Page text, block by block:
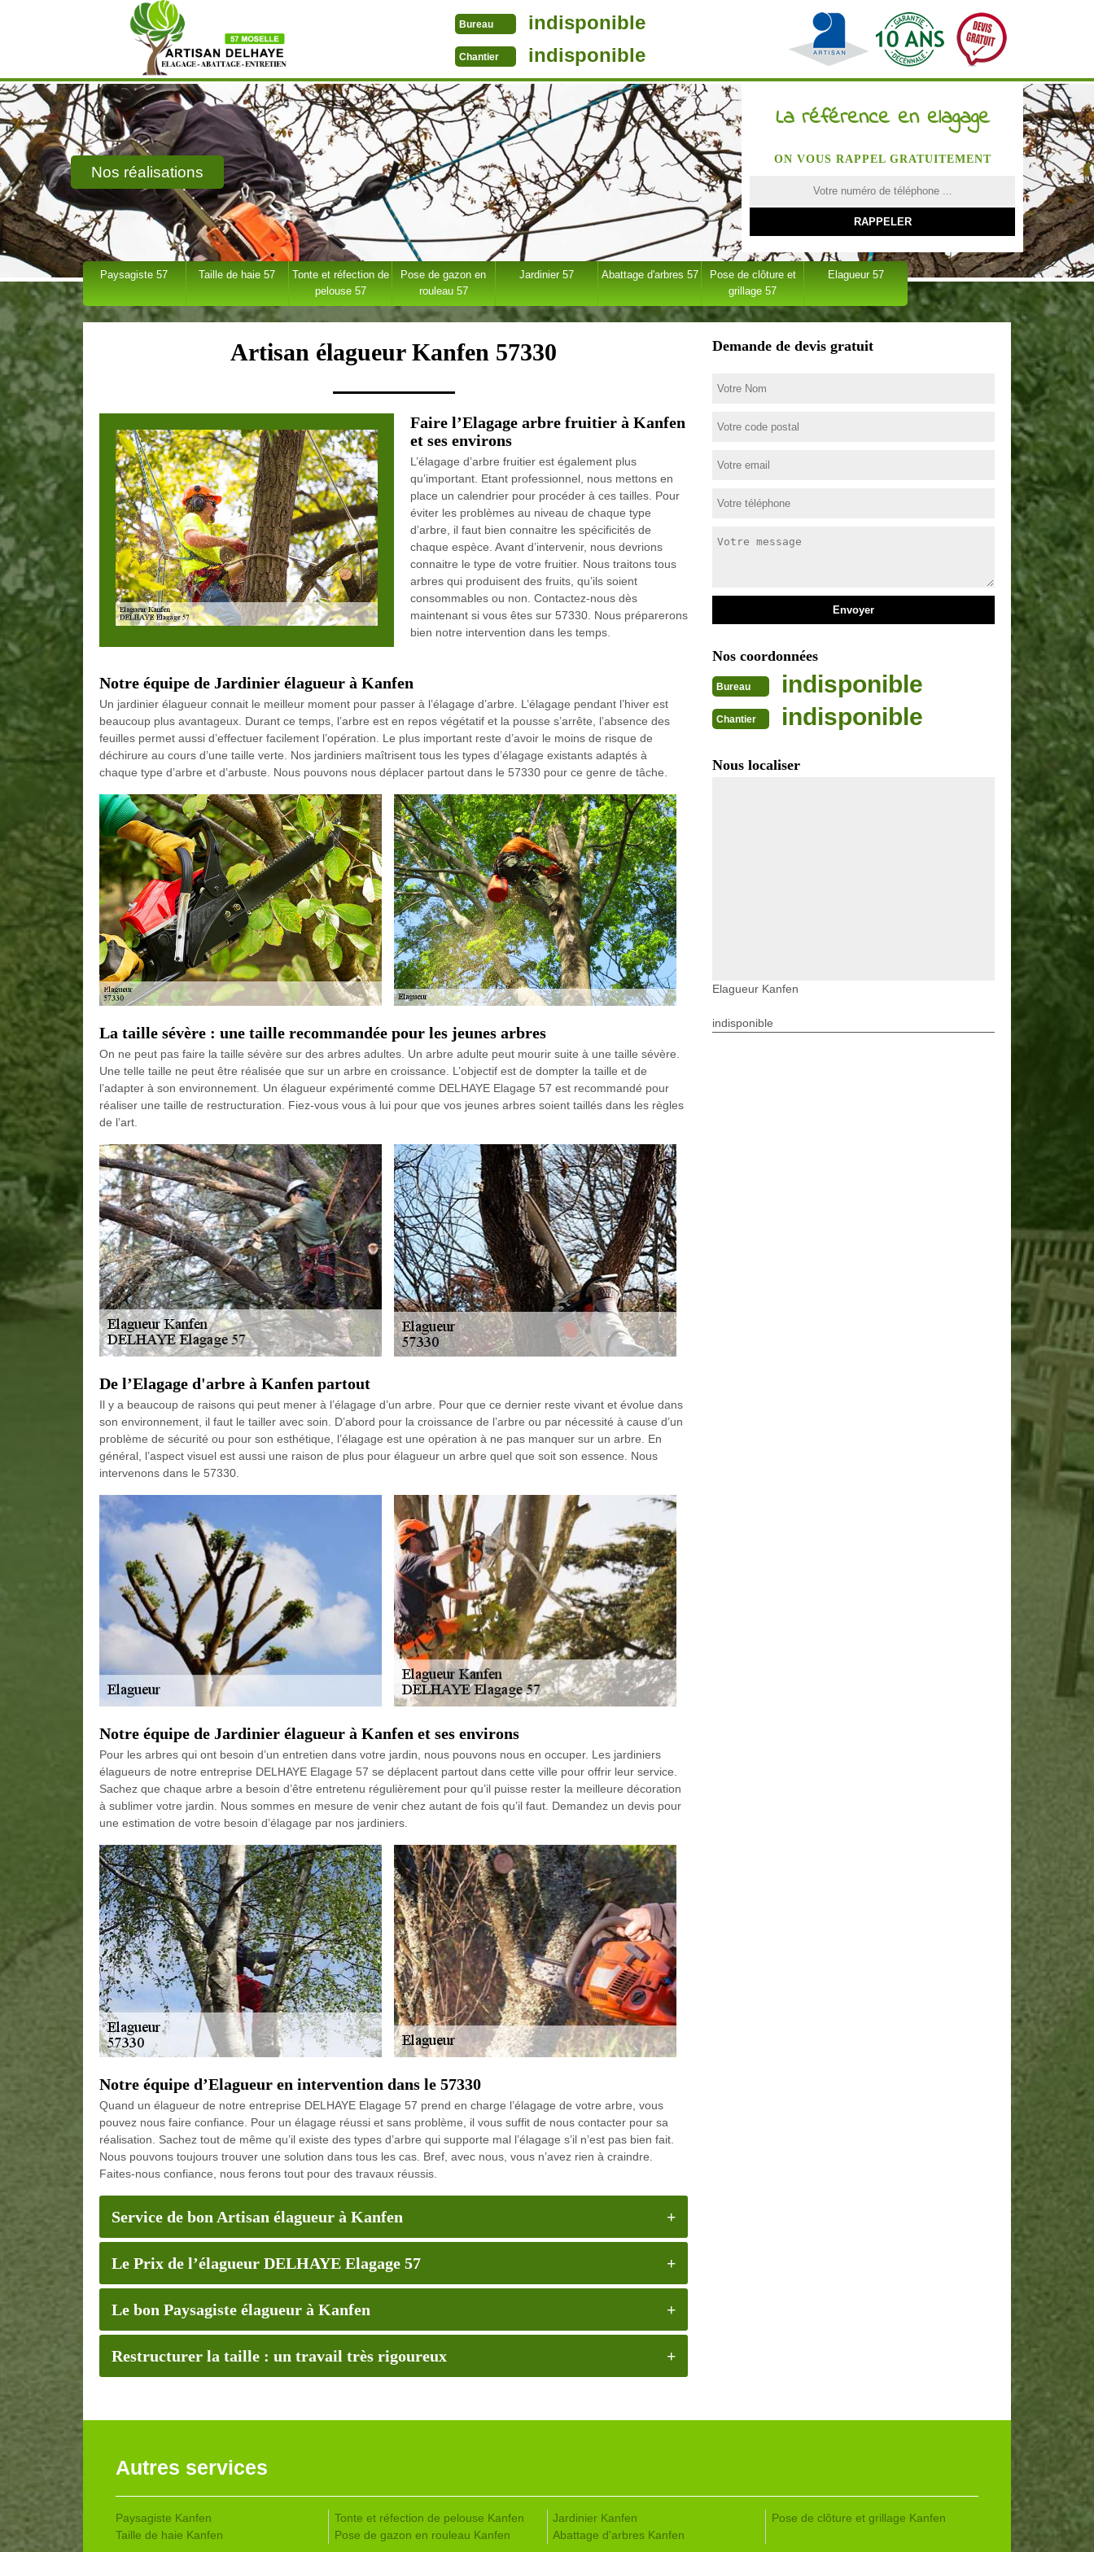
Bureau indisponible
Chantier indisponible
Nos réalisations
La référence en elagage
ON VOUS RAPPEL GRATUITEMENT
Paysagiste 57 Taille de haie 57
Tonte et réfection de
pelouse 57
Pose de gazon en
rouleau 57
Jardinier 57 Abattage d'arbres 57
Pose de clôture et
grillage 57
Elagueur 57
Artisan élagueur Kanfen 57330
Faire l’Elagage arbre fruitier à Kanfen
et ses environs
L’élagage d’arbre fruitier est également plus
qu’important. Etant professionnel, nous mettons en
place un calendrier pour procéder à ces tailles. Pour
éviter les problèmes au niveau de chaque type
d’arbre, il faut bien connaitre les spécificités de
chaque espèce. Avant d’intervenir, nous devrions
connaitre le type de votre fruitier. Nous traitons tous
arbres qui produisent des fruits, qu’ils soient
consommables ou non. Contactez-nous dès
maintenant si vous êtes sur 57330. Nous préparerons
bien notre intervention dans les temps.
Notre équipe de Jardinier élagueur à Kanfen
Un jardinier élagueur connait le meilleur moment pour passer à l’élagage d’arbre. L’élagage pendant l’hiver est
beaucoup plus avantageux. Durant ce temps, l’arbre est en repos végétatif et la pousse s’arrête, l’absence des
feuilles permet aussi d’effectuer facilement l’opération. Le plus important reste d’avoir le moins de risque de
déchirure au cours d’une taille verte. Nos jardiniers maîtrisent tous les types d’élagage existants adaptés à
chaque type d’arbre et d’arbuste. Nous pouvons nous déplacer partout dans le 57330 pour ce genre de tâche.
La taille sévère : une taille recommandée pour les jeunes arbres
On ne peut pas faire la taille sévère sur des arbres adultes. Un arbre adulte peut mourir suite à une taille sévère.
Une telle taille ne peut être réalisée que sur un arbre en croissance. L’objectif est de dompter la taille et de
l’adapter à son environnement. Un élagueur expérimenté comme DELHAYE Elagage 57 est recommandé pour
réaliser une taille de restructuration. Fiez-vous vous à lui pour que vos jeunes arbres soient taillés dans les règles
de l’art.
De l’Elagage d'arbre à Kanfen partout
Il y a beaucoup de raisons qui peut mener à l’élagage d’un arbre. Pour que ce dernier reste vivant et évolue dans
son environnement, il faut le tailler avec soin. D’abord pour la croissance de l’arbre ou par nécessité à cause d’un
problème de sécurité ou pour son esthétique, l’élagage est une opération à ne pas manquer sur un arbre. En
général, l’aspect visuel est aussi une raison de plus pour élagueur un arbre quel que soit son essence. Nous
intervenons dans le 57330.
Notre équipe de Jardinier élagueur à Kanfen et ses environs
Pour les arbres qui ont besoin d’un entretien dans votre jardin, nous pouvons nous en occuper. Les jardiniers
élagueurs de notre entreprise DELHAYE Elagage 57 se déplacent partout dans cette ville pour offrir leur service.
Sachez que chaque arbre a besoin d’être entretenu régulièrement pour qu’il puisse rester la meilleure décoration
à sublimer votre jardin. Nous sommes en mesure de venir chez autant de fois qu’il faut. Demandez un devis pour
une estimation de votre besoin d’élagage par nos jardiniers.
Notre équipe d’Elagueur en intervention dans le 57330
Quand un élagueur de notre entreprise DELHAYE Elagage 57 prend en charge l’élagage de votre arbre, vous
pouvez nous faire confiance. Pour un élagage réussi et sans problème, il vous suffit de nous contacter pour sa
réalisation. Sachez tout de même qu’il existe des types d’arbre qui supporte mal l’élagage s’il n’est pas bien fait.
Nous pouvons toujours trouver une solution dans tous les cas. Bref, avec nous, vous n’avez rien à craindre.
Faites-nous confiance, nous ferons tout pour des travaux réussis.
Service de bon Artisan élagueur à Kanfen
Le Prix de l’élagueur DELHAYE Elagage 57
Le bon Paysagiste élagueur à Kanfen
Restructurer la taille : un travail très rigoureux
Demande de devis gratuit
Nos coordonnées
Bureau indisponible
Chantier indisponible
Nous localiser
Elagueur Kanfen
indisponible
Autres services
Paysagiste Kanfen
Taille de haie Kanfen
Tonte et réfection de pelouse Kanfen
Pose de gazon en rouleau Kanfen
Jardinier Kanfen
Abattage d'arbres Kanfen
Pose de clôture et grillage Kanfen